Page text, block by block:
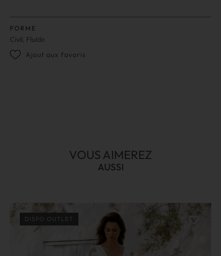
FORME
Civil, Fluide
Ajout aux favoris
VOUS AIMEREZ
AUSSI
DISPO OUTLET